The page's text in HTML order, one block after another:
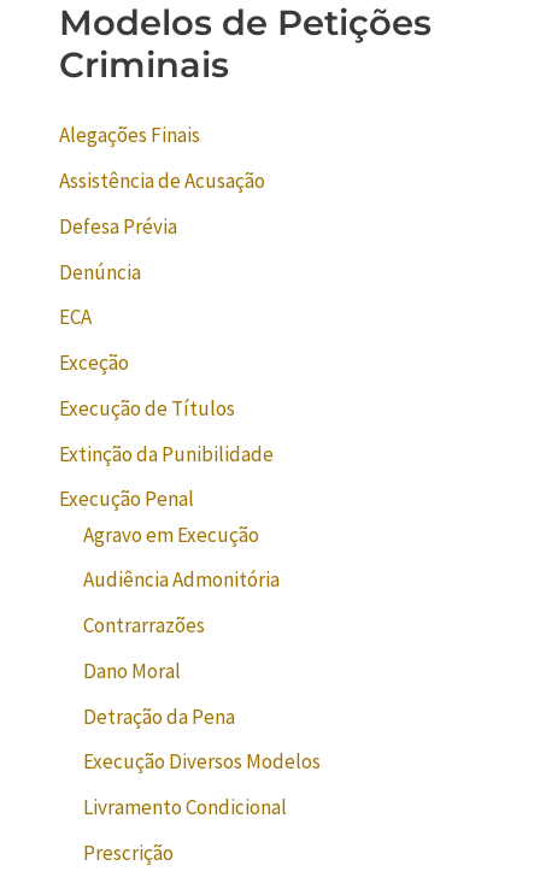
Modelos de Petições
Criminais
Alegações Finais
Assistência de Acusação
Defesa Prévia
Denúncia
ECA
Exceção
Execução de Títulos
Extinção da Punibilidade
Execução Penal
Agravo em Execução
Audiência Admonitória
Contrarrazões
Dano Moral
Detração da Pena
Execução Diversos Modelos
Livramento Condicional
Prescrição